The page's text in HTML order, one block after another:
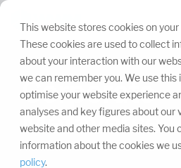
This website stores cookies on
These cookies are used to collect
about your interaction with our
we can remember you. We use
optimise your website experience
analyses and key figures about our
website and other media sites. You
information about the cookies we
policy.
Navigation
überspringen.
Corporate
Metaverse